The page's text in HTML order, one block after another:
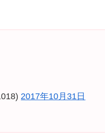
2017年10月31日